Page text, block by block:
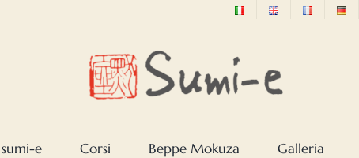
sumi-e Corsi Beppe Mokuza Galleria